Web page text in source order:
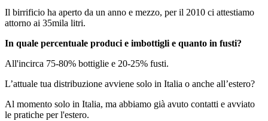
Il birrificio ha aperto da un anno e mezzo, per il 2010 ci attestiamo
attorno ai 35mila litri.
In quale percentuale produci e imbottigli e quanto in fusti?
All'incirca 75-80% bottiglie e 20-25% fusti.
L’attuale tua distribuzione avviene solo in Italia o anche all’estero?
Al momento solo in Italia, ma abbiamo già avuto contatti e avviato
le pratiche per l'estero.